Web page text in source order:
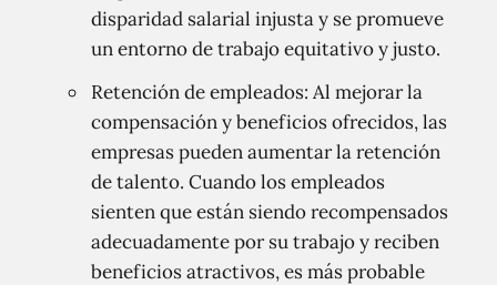
disparidad salarial injusta y se promueve
un entorno de trabajo equitativo y justo.
Retención de empleados: Al mejorar la
compensación y beneficios ofrecidos, las
empresas pueden aumentar la retención
de talento. Cuando los empleados
sienten que están siendo recompensados ​​
adecuadamente por su trabajo y reciben
beneficios atractivos, es más probable